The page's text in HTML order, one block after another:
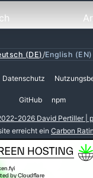
(DE) /English (EN)
Datenschutz
GitHub npm
2026 David Pertiller |
erreicht ein Carbon